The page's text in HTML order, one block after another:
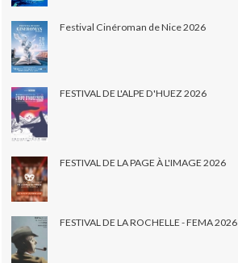
Festival Cinéroman de Nice 2026
FESTIVAL DE L'ALPE D'HUEZ 2026
FESTIVAL DE LA PAGE À L'IMAGE 2026
FESTIVAL DE LA ROCHELLE - FEMA 2026